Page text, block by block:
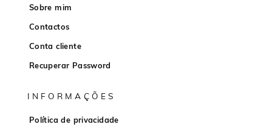
Sobre mim
Contactos
Conta cliente
Recuperar Password
INFORMAÇÕES
Política de privacidade